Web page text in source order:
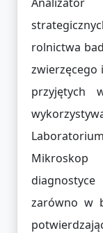
rolnictwa
zwierzęcego
przyjętych
zarówno w